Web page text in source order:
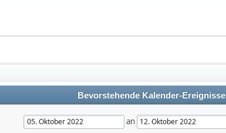
Bevorstehende Kalender-Ereignisse
an